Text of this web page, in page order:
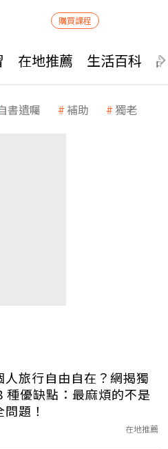
購買課程
在地推薦 生活百科
書遺囑 補助 獨老
人旅行自由自在？網揭獨
種優缺點：最麻煩的不是
題！
在地推薦